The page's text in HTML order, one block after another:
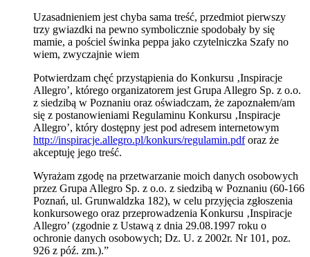
Uzasadnieniem jest chyba sama treść, przedmiot pierwszy
trzy gwiazdki na pewno symbolicznie spodobały by się
mamie, a pościel świnka peppa jako czytelniczka Szafy no
wiem, zwyczajnie wiem
Potwierdzam chęć przystąpienia do Konkursu ‚Inspiracje
Allegro’, którego organizatorem jest Grupa Allegro Sp. z o.o.
z siedzibą w Poznaniu oraz oświadczam, że zapoznałem/am
się z postanowieniami Regulaminu Konkursu ‚Inspiracje
Allegro’, który dostępny jest pod adresem internetowym
http://inspiracje.allegro.pl/konkurs/regulamin.pdforaz że
akceptuję jego treść.
Wyrażam zgodę na przetwarzanie moich danych osobowych
przez Grupa Allegro Sp. z o.o. z siedzibą w Poznaniu (60-166
Poznań, ul. Grunwaldzka 182), w celu przyjęcia zgłoszenia
konkursowego oraz przeprowadzenia Konkursu ‚Inspiracje
Allegro’ (zgodnie z Ustawą z dnia 29.08.1997 roku o
ochronie danych osobowych; Dz. U. z 2002r. Nr 101, poz.
926 z póź. zm.).”